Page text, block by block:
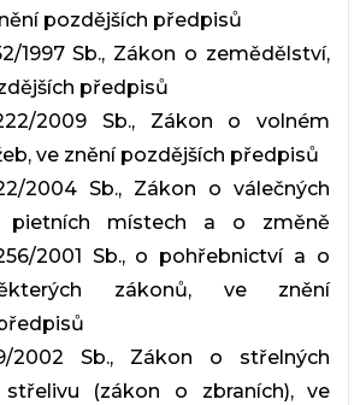
pozdějších předpisů
1997 Sb., Zákon o zemědělství,
předpisů
2009 Sb., Zákon o volném
ve znění pozdějších předpisů
2004 Sb., Zákon o válečných
pietních místech a o změně
2001 Sb., o pohřebnictví a o
zákonů, ve znění
2002 Sb., Zákon o střelných
(zákon o zbraních), ve